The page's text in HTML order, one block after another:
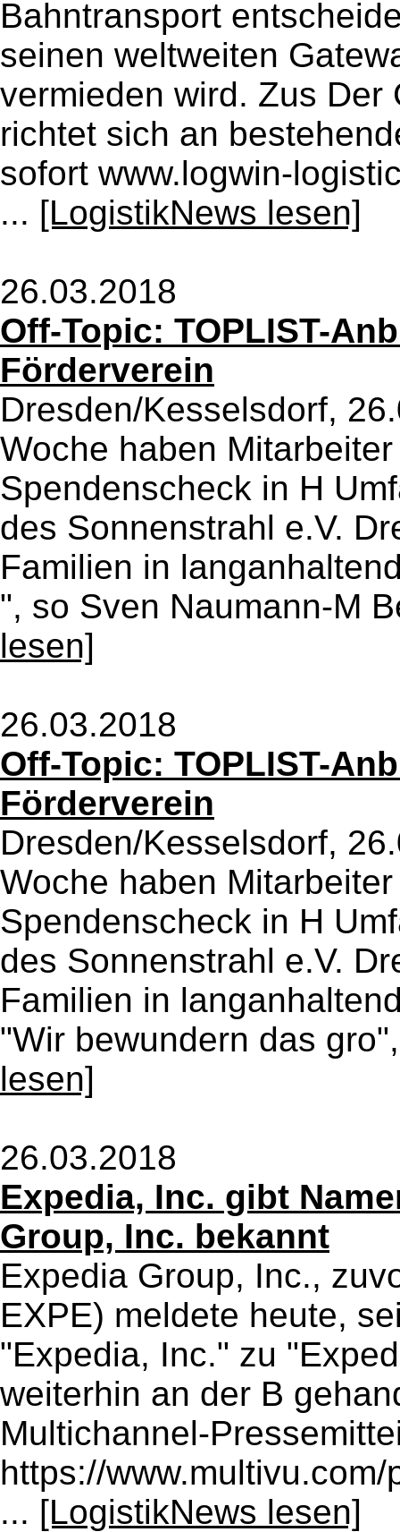
Bahntransport
seinen weltweiten
vermieden wird. Zus Der
richtet sich an
sofort www.logwin-
... [LogistikNews lesen]
26.03.2018
Off-Topic: TOPLIST-
Förderverein
Dresden/Kesselsdorf,
Woche haben
Spendenscheck in H
des Sonnenstrahl e.V.
Familien in
", so Sven Naumann-M
lesen]
26.03.2018
Off-Topic: TOPLIST-
Förderverein
Dresden/Kesselsdorf,
Woche haben
Spendenscheck in H
des Sonnenstrahl e.V.
Familien in
"Wir bewundern das
lesen]
26.03.2018
Expedia, Inc. gibt
Group, Inc. bekannt
Expedia Group, Inc.,
EXPE) meldete heute,
"Expedia, Inc." zu
weiterhin an der B
Multichannel-
https://
... [LogistikNews lesen]